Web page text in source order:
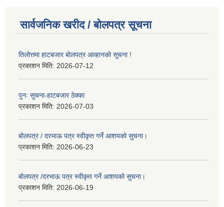
सार्वजनिक खरीद / बोलपत्र सूचना
तिलोत्तमा हाटबजार बोलपत्र आव्हानको सूचना !
प्रकाशन मिति: 2026-07-12
पुनः सुचना-हाटबजार ठेक्का
प्रकाशन मिति: 2026-07-03
बोलपत्र / दरभाऊ पत्र स्वीकृत गर्ने आशयको सुचना।
प्रकाशन मिति: 2026-06-23
बोलपत्र /दरभाऊ पत्र स्वीकृत गर्ने आशयको सुचना।
प्रकाशन मिति: 2026-06-19